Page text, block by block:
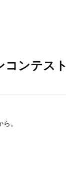
コンテスト
ら。